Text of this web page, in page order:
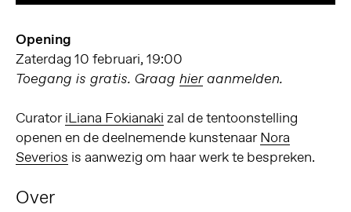
Opening
Zaterdag 10 februari, 19:00
Toegang is gratis. Graag hieraanmelden.
CuratoriLiana Fokianaki zal de tentoonstelling
openen en de deelnemende kunstenaarNora
Severios is aanwezig om haar werk te bespreken.
Over